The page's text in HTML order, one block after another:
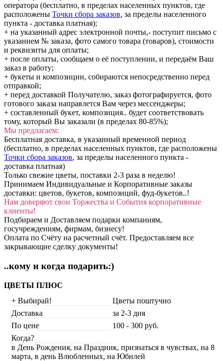
оператора (бесплатно, в пределах населенных пунктов, где
расположены Точки сбора заказов, за пределы населенного
пункта - доставка платная);
+ на указанный адрес электронной почты,- поступит письмо с
указанием № заказа, фото самого товара (товаров), стоимости
и реквизиты для оплаты;
+ после оплаты, сообщаем о её поступлении, и передаём Ваш
заказ в работу;
+ букеты и композиции, собираются непосредственно перед
отправкой;
+ перед доставкой Получателю, заказ фотографируется, фото
готового заказа направлется Вам через мессенджеры;
+ составленный букет, композиция.. будет соответствовать
тому, который Вы заказали (в пределах 80-85%);
Мы предлагаем:
Бесплатная доставка, в указанный временной период
(бесплатно, в пределах населенных пунктов, где расположены
Точки сбора заказов, за пределы населенного пункта -
доставка платная)
Только свежие цветы, поставки 2-3 раза в неделю!
Принимаем Индивидуальные и Корпоративные заказы
доставки: цветов, букетов, композиций, фуд-букетов..!
Нам доверяют свои Торжества и События корпоративные
клиенты!
Подбираем и Доставляем подарки компаниям,
госучреждениям, фирмам, бизнесу!
Оплата по Счёту на расчетный счёт. Предоставляем все
закрывающие сделку документы!
..кому и когда подарить:)
ЦВЕТЫ ПЛЮС
+ Выбирай!
Цветы поштучно
Доставка
за 2-3 дня
По цене
100 - 300 руб.
Когда?
в День Рождения, на Праздник, признаться в чувствах, на 8
марта, в день Влюбленных, на Юбилей